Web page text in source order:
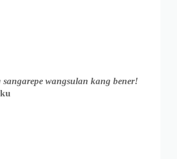
wangsulan kang bener!